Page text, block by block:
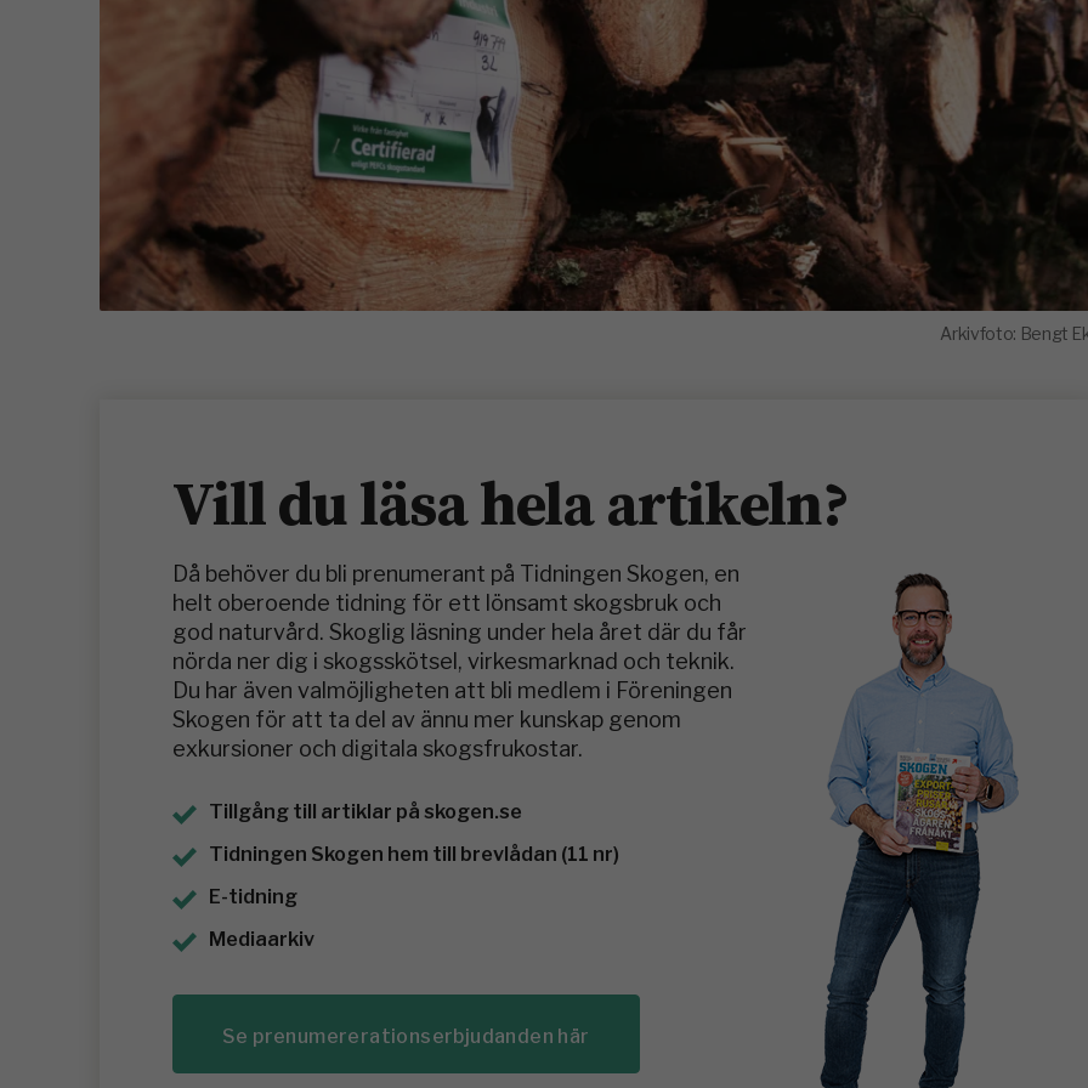
Arkivfoto: Bengt
Vill du läsa hela artikeln?
Då behöver du bli prenumerant på Tidningen Skogen, en
helt oberoende tidning för ett lönsamt skogsbruk och
god naturvård. Skoglig läsning under hela året där du får
nörda ner dig i skogsskötsel, virkesmarknad och teknik.
Du har även valmöjligheten att bli medlem i Föreningen
Skogen för att ta del av ännu mer kunskap genom
exkursioner och digitala skogsfrukostar.
Tillgång till artiklar på skogen.se
Tidningen Skogen hem till brevlådan (11 nr)
E-tidning
Mediaarkiv
Se prenumererationserbjudanden här